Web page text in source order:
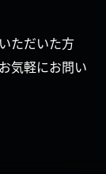
ただいた方
気軽にお問い